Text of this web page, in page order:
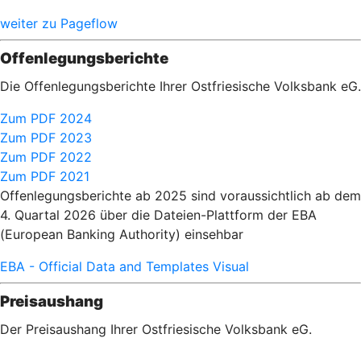
weiter zu Pageflow
Offenlegungsberichte
Die Offenlegungsberichte Ihrer Ostfriesische Volksbank eG.
Zum PDF 2024
Zum PDF 2023
Zum PDF 2022
Zum PDF 2021
Offenlegungsberichte ab 2025 sind voraussichtlich ab dem
4. Quartal 2026 über die Dateien-Plattform der EBA
(European Banking Authority) einsehbar
EBA - Official Data and Templates Visual
Preisaushang
Der Preisaushang Ihrer Ostfriesische Volksbank eG.